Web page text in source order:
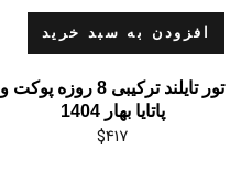
افزودن به سبد خرید
تور تایلند ترکیبی 8 روزه پوکت و
پاتایا بهار 1404
$417